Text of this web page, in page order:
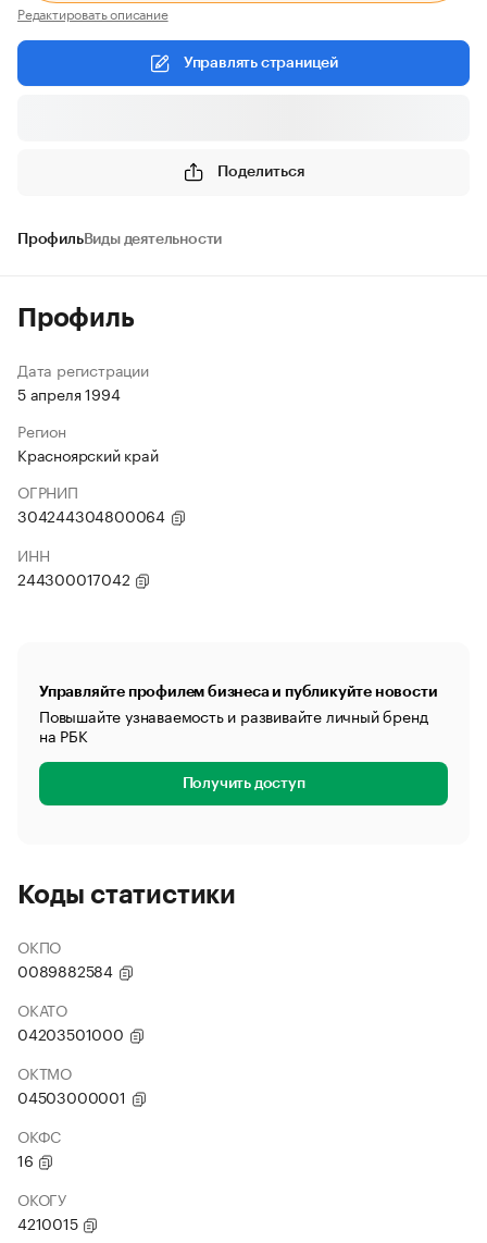
Редактировать описание
Управлять страницей
Поделиться
ПрофильВиды деятельности
Профиль
Дата регистрации
5 апреля 1994
Регион
Красноярский край
ОГРНИП
304244304800064
ИНН
244300017042
Управляйте профилем бизнеса и публикуйте новости
Повышайте узнаваемость и развивайте личный бренд
на РБК
Получить доступ
Коды статистики
ОКПО
0089882584
ОКАТО
04203501000
ОКТМО
04503000001
ОКФС
16
ОКОГУ
4210015